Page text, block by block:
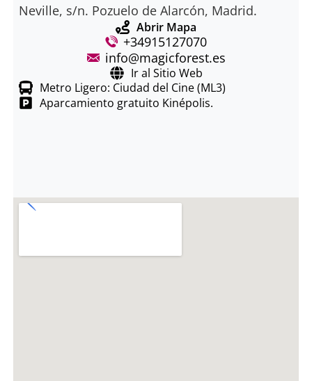
Neville, s/n. Pozuelo de Alarcón, Madrid.
Abrir Mapa
+34915127070
info@magicforest.es
Ir al Sitio Web
Metro Ligero: Ciudad del Cine (ML3)
Aparcamiento gratuito Kinépolis.